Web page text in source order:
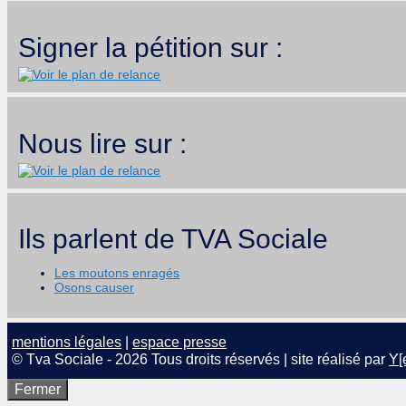
Signer la pétition sur :
Nous lire sur :
Ils parlent de TVA Sociale
Les moutons enragés
Osons causer
mentions légales
espace presse
© Tva Sociale - 2026 Tous droits réservés | site réalisé par
Fermer